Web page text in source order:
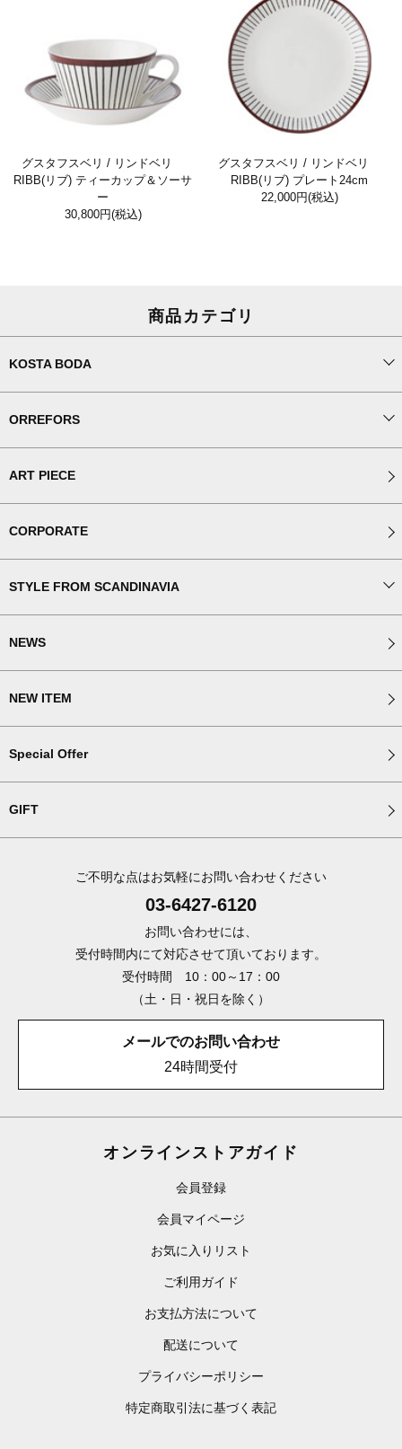
グスタフスベリ / リンドベリ
RIBB(リブ) ティーカップ＆ソーサ
ー
30,800円(税込)
グスタフスベリ / リンドベリ
RIBB(リブ) プレート24cm
22,000円(税込)
商品カテゴリ
KOSTA BODA
ORREFORS
ART PIECE
CORPORATE
STYLE FROM SCANDINAVIA
NEWS
NEW ITEM
Special Offer
GIFT
ご不明な点はお気軽にお問い合わせください
03-6427-6120
お問い合わせには、
受付時間内にて対応させて頂いております。
受付時間 10：00～17：00
（土・日・祝日を除く）
メールでのお問い合わせ
24時間受付
オンラインストアガイド
会員登録
会員マイページ
お気に入りリスト
ご利用ガイド
お支払方法について
配送について
プライバシーポリシー
特定商取引法に基づく表記